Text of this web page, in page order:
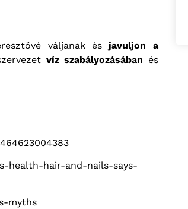
váljanak ésjavuljon a
víz szabályozásában és
health-hair-and-nails-says-
myths